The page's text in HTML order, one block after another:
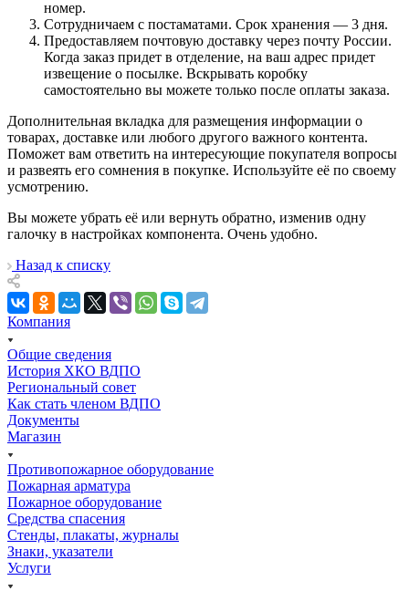
номер.
Сотрудничаем с постаматами. Срок хранения — 3 дня.
Предоставляем почтовую доставку через почту России.
Когда заказ придет в отделение, на ваш адрес придет
извещение о посылке. Вскрывать коробку
самостоятельно вы можете только после оплаты заказа.
Дополнительная вкладка для размещения информации о
товарах, доставке или любого другого важного контента.
Поможет вам ответить на интересующие покупателя вопросы
и развеять его сомнения в покупке. Используйте её по своему
усмотрению.
Вы можете убрать её или вернуть обратно, изменив одну
галочку в настройках компонента. Очень удобно.
Назад к списку
Компания
Общие сведения
История ХКО ВДПО
Региональный совет
Как стать членом ВДПО
Документы
Магазин
Противопожарное оборудование
Пожарная арматура
Пожарное оборудование
Средства спасения
Стенды, плакаты, журналы
Знаки, указатели
Услуги